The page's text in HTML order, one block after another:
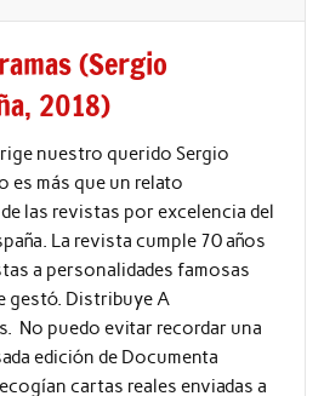
(Sergio
2018)
nuestro querido Sergio
es más que un relato
las revistas por excelencia del
La revista cumple 70 años
a personalidades famosas
gestó. Distribuye A
No puedo evitar recordar una
edición de Documenta
cartas reales enviadas a